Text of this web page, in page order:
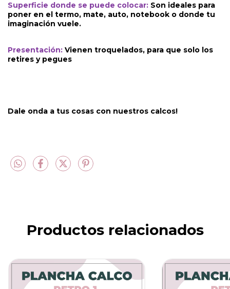
Superficie donde se puede colocar: Son ideales para
poner en el termo, mate, auto, notebook o donde tu
imaginación vuele.
Presentación: Vienen troquelados, para que solo los
retires y pegues
Dale onda a tus cosas con nuestros calcos!
Productos relacionados